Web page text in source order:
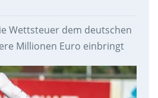
Wettsteuer dem deutschen
Millionen Euro einbringt